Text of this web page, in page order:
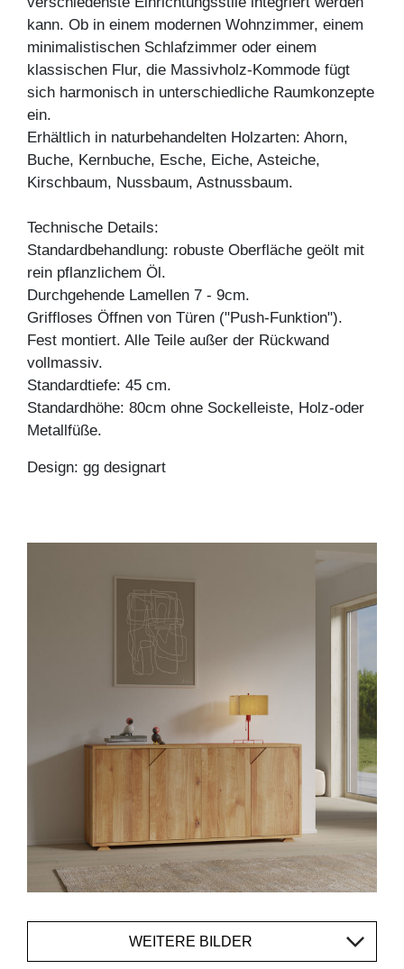
kann. Ob in einem modernen Wohnzimmer, einem
minimalistischen Schlafzimmer oder einem
klassischen Flur, die Massivholz-Kommode fügt
sich harmonisch in unterschiedliche Raumkonzepte
ein.
Erhältlich in naturbehandelten Holzarten: Ahorn,
Buche, Kernbuche, Esche, Eiche, Asteiche,
Kirschbaum, Nussbaum, Astnussbaum.
Technische Details:
Standardbehandlung: robuste Oberfläche geölt mit
rein pflanzlichem Öl.
Durchgehende Lamellen 7 - 9cm.
Griffloses Öffnen von Türen ("Push-Funktion").
Fest montiert. Alle Teile außer der Rückwand
vollmassiv.
Standardtiefe: 45 cm.
Standardhöhe: 80cm ohne Sockelleiste, Holz-oder
Metallfüße.
Design: gg designart
WEITERE BILDER